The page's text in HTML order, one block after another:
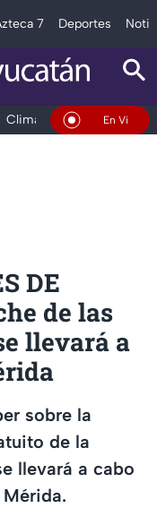
7 Deportes
Clima DeportesEn Vivo
DE
de las
llevará a
sobre la
de la
llevará a cabo